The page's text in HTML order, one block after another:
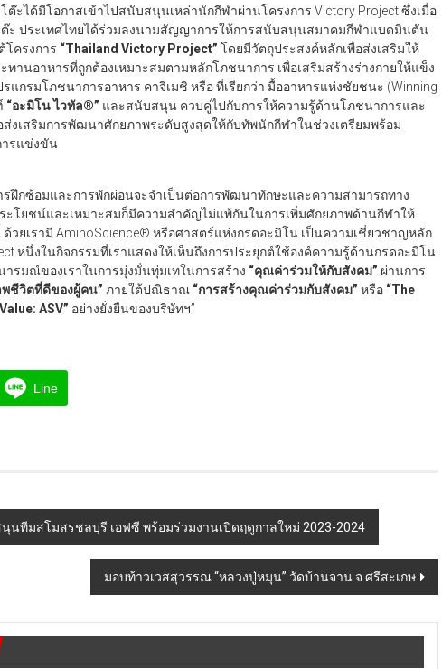
ะได้มีโอกาสเข้าไปสนับสนุนเหล่านักกีฬาผ่านโครงการ Victory Project ซึ่งเมื่อ
ะ ประเทศไทยได้ร่วมลงนามสัญญาการให้การสนับสนุนสมาคมกีฬาแบดมินตัน
โครงการ “Thailand Victory Project” โดยมีวัตถุประสงค์หลักเพื่อส่งเสริมให้
นอาหารที่ถูกต้องเหมาะสมตามหลักโภชนาการ เพื่อเสริมสร้างร่างกายให้แข็ง
แกรมโภชนาการอาหาร คาจิเมชิ หรือ ที่เรียกว่า มื้ออาหารแห่งชัยชนะ (Winning
“อะมิโน ไวทัล®” และสนับสนุน ควบคู่ไปกับการให้ความรู้ด้านโภชนาการและ
ส่งเสริมการพัฒนาศักยภาพระดับสูงสุดให้กับทัพนักกีฬาในช่วงเตรียมพร้อม
ารแข่งขัน
รฝึกซ้อมและการพักผ่อนจะจำเป็นต่อการพัฒนาทักษะและความสามารถทาง
ะโยชน์และเหมาะสมก็มีความสำคัญไม่แพ้กันในการเพิ่มศักยภาพด้านกีฬาให้
วยเรามี AminoScience® หรือศาสตร์แห่งกรดอะมิโน เป็นความเชี่ยวชาญหลัก
หนึ่งในกิจกรรมที่เราแสดงให้เห็นถึงการประยุกต์ใช้องค์ความรู้ด้านกรดอะมิโน
ารมณ์ของเราในการมุ่งมั่นทุ่มเทในการสร้าง “คุณค่าร่วมให้กับสังคม” ผ่านการ
ชีวิตที่ดีของผู้คน” ภายใต้ปณิธาณ “การสร้างคุณค่าร่วมกับสังคม” หรือ “The
ASV” อย่างยั่งยืนของบริษัทฯ”
Line
นุนทีมสโมสรชลบุรี เอฟซี พร้อมร่วมงานเปิดฤดูกาลใหม่ 2023-2024
มอบท้าวเวสสุวรรณ “หลวงปู่หมุน” วัดบ้านจาน จ.ศรีสะเกษ